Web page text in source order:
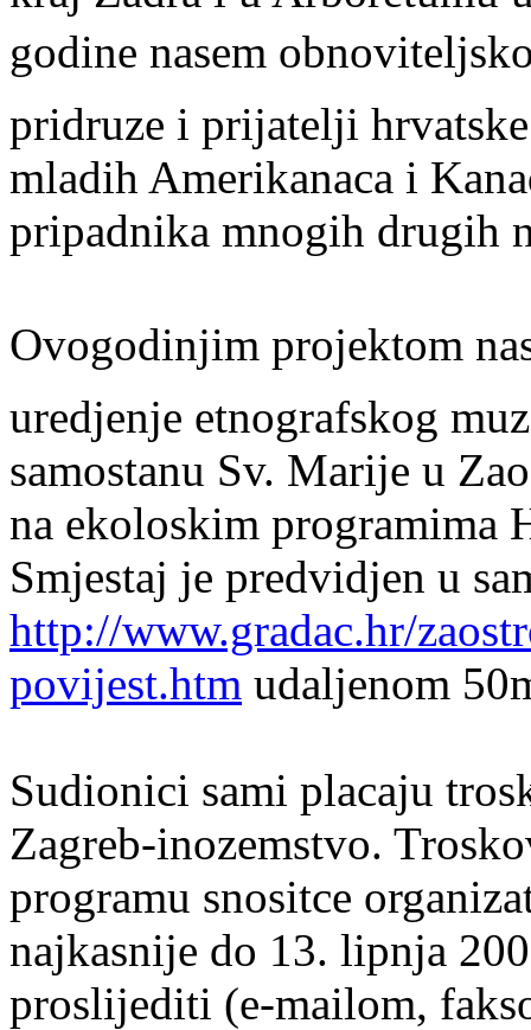
godine nasem
pridruze i prijatelji
mladih Amerikanaca i
pripadnika mnogih drugih
Ovogodinjim projektom
uredjenje etnografskog
samostanu Sv. Marije u
na ekoloskim programima
Smjestaj je predvidjen u
http://www.gradac.hr/
povijest.htm udaljenom
Sudionici sami placaju
Zagreb-inozemstvo.
programu snositce
najkasnije do 13. lipnja
proslijediti (e-mailom,